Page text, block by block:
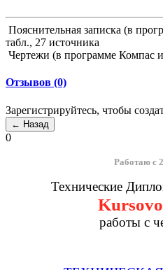
Пояснительная записка (в
табл., 27 источника
Чертежи (в программе Компас
Отзывов (0)
Зарегистрируйтесь, чтобы
0
Работаю с
Технические
работы с